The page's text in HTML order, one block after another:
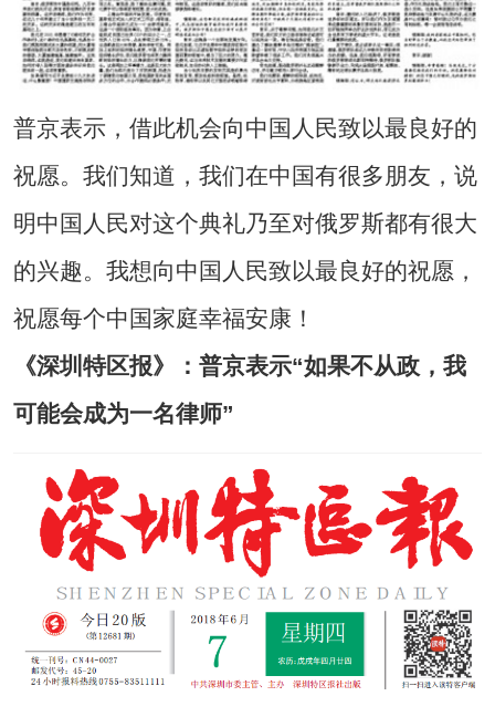
普京表示，借此机会向中国人民致以最良好的
祝愿。我们知道，我们在中国有很多朋友，说
明中国人民对这个典礼乃至对俄罗斯都有很大
的兴趣。我想向中国人民致以最良好的祝愿，
祝愿每个中国家庭幸福安康！
《深圳特区报》：普京表示“如果不从政，我
可能会成为一名律师”